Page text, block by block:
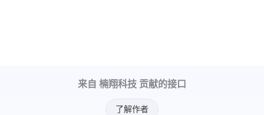
来自 楠翔科技 贡献的接口
了解作者